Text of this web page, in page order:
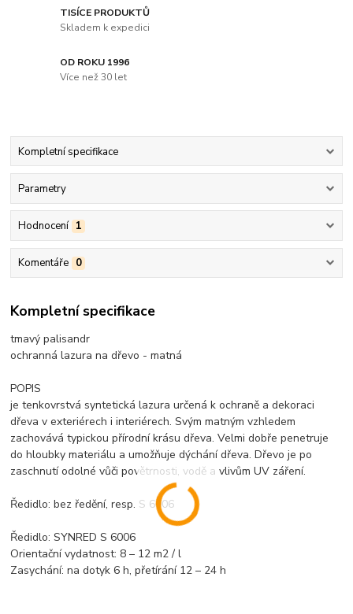
TISÍCE PRODUKTŮ
Skladem k expedici
OD ROKU 1996
Více než 30 let
Kompletní specifikace
Parametry
Hodnocení 1
Komentáře 0
Kompletní specifikace
tmavý palisandr
ochranná lazura na dřevo - matná
POPIS
je tenkovrstvá syntetická lazura určená k ochraně a dekoraci
dřeva v exteriérech i interiérech. Svým matným vzhledem
zachovává typickou přírodní krásu dřeva. Velmi dobře penetruje
do hloubky materiálu a umožňuje dýchání dřeva. Dřevo je po
zaschnutí odolné vůči povětrnosti, vodě a vlivům UV záření.
Ředidlo: bez ředění, resp. S 6006
Ředidlo: SYNRED S 6006
Orientační vydatnost: 8 – 12 m2 / l
Zasychání: na dotyk 6 h, přetírání 12 – 24 h